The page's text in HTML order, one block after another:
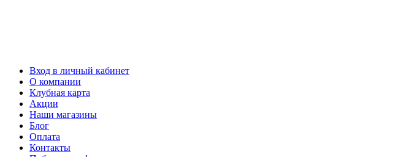
Вход в личный кабинет
О компании
Клубная карта
Акции
Наши магазины
Блог
Оплата
Контакты